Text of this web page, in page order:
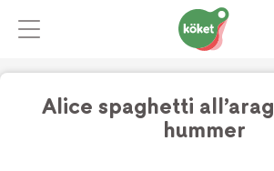
Alice spaghetti
hummer